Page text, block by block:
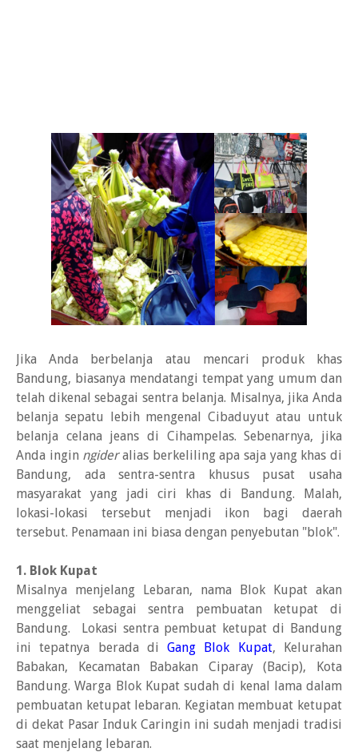
Jika Anda berbelanja atau mencari produk khas
Bandung, biasanya mendatangi tempat yang umum dan
telah dikenal sebagai sentra belanja. Misalnya, jika Anda
belanja sepatu lebih mengenal Cibaduyut atau untuk
belanja celana jeans di Cihampelas. Sebenarnya, jika
Anda ingin ngideralias berkeliling apa saja yang khas di
Bandung, ada sentra-sentra khusus pusat usaha
masyarakat yang jadi ciri khas di Bandung. Malah,
lokasi-lokasi tersebut menjadi ikon bagi daerah
tersebut. Penamaan ini biasa dengan penyebutan "blok".
1. Blok Kupat
Misalnya menjelang Lebaran, nama Blok Kupat akan
menggeliat sebagai sentra pembuatan ketupat di
Bandung. Lokasi sentra pembuat ketupat di Bandung
ini tepatnya berada diGang Blok Kupat, Kelurahan
Babakan, Kecamatan Babakan Ciparay (Bacip), Kota
Bandung. Warga Blok Kupat sudah di kenal lama dalam
pembuatan ketupat lebaran. Kegiatan membuat ketupat
di dekat Pasar Induk Caringin ini sudah menjadi tradisi
saat menjelang lebaran.